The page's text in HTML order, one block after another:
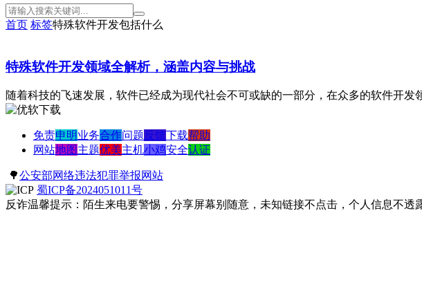
首页 标签特殊软件开发包括什么
特殊软件开发领域全解析，涵盖内容与挑战
随着科技的飞速发展，软件已经成为现代社会不可或缺的一部分，在众多的软件开
免责申明业务合作问题反馈下载帮助
网站地图 主题优美主机小鸡安全认证
🌳公安部网络违法犯罪举报网站
蜀ICP备2024051011号
反诈温馨提示：陌生来电要警惕，分享屏幕别随意，未知链接不点击，个人信息不